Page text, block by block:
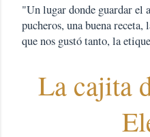
"Un lugar donde guardar el
pucheros, una buena
que nos gustó tanto, la
La cajita